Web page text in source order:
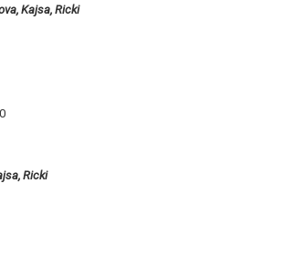
Kajsa, Ricki
Ricki